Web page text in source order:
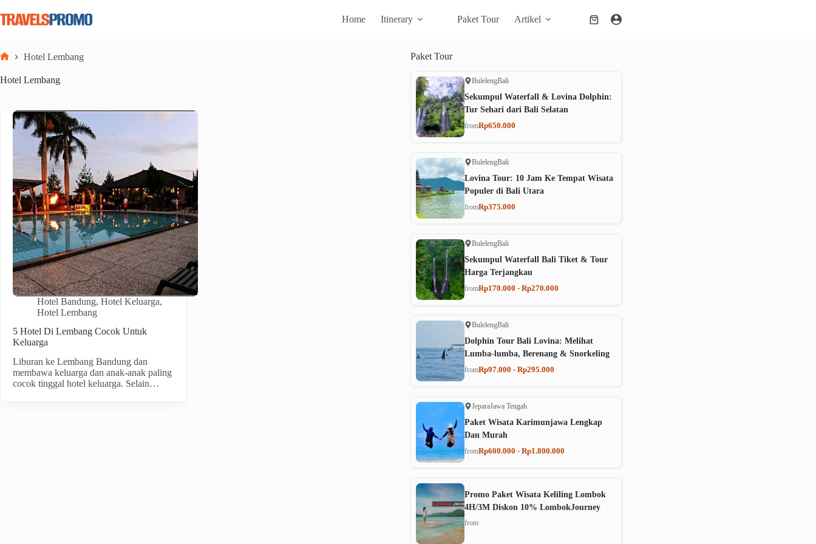
to
content
Home Itinerary Paket Tour Artikel
Shopping
Hotel Lembang
Hotel Lembang
Hotel Bandung, Hotel Keluarga,
Hotel Lembang
5 Hotel Di Lembang Cocok Untuk
Keluarga
Liburan ke Lembang Bandung dan
membawa keluarga dan anak-anak paling
cocok tinggal hotel keluarga. Selain…
Paket Tour
BulelengBali
Sekumpul Waterfall & Lovina Dolphin:
Tur Sehari dari Bali Selatan
fromRp650.000
BulelengBali
Lovina Tour: 10 Jam Ke Tempat Wisata
Populer di Bali Utara
fromRp375.000
BulelengBali
Sekumpul Waterfall Bali Tiket & Tour
Harga Terjangkau
fromRp170.000 - Rp270.000
BulelengBali
Dolphin Tour Bali Lovina: Melihat
Lumba-lumba, Berenang & Snorkeling
fromRp97.000 - Rp295.000
JeparaJawa Tengah
Paket Wisata Karimunjawa Lengkap
Dan Murah
fromRp600.000 - Rp1.800.000
Promo Paket Wisata Keliling Lombok
4H/3M Diskon 10% LombokJourney
from